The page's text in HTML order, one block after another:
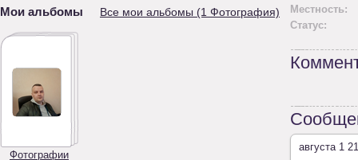
Мои альбомы Все мои альбомы (1 Фотография)
Фотографии
Местность:
Статус:
августа 1